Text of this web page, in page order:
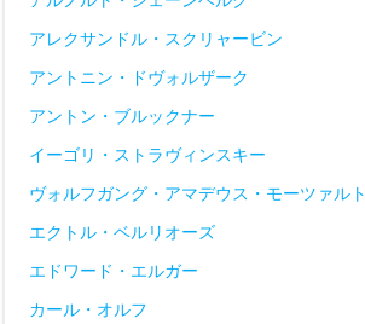
アレクサンドル・スクリャービン
アントニン・ドヴォルザーク
アントン・ブルックナー
イーゴリ・ストラヴィンスキー
ヴォルフガング・アマデウス・モーツァルト
エクトル・ベルリオーズ
エドワード・エルガー
カール・オルフ